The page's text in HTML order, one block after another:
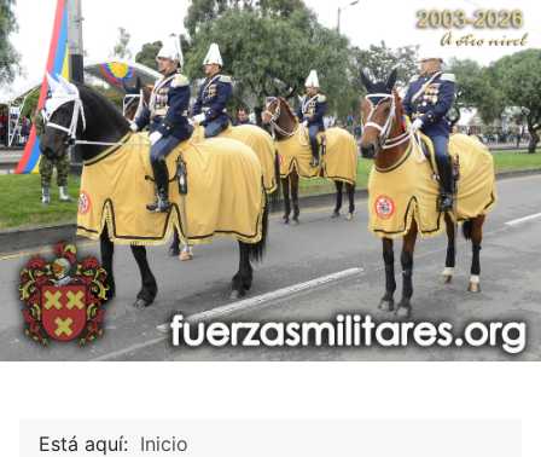
Está aquí: Inicio